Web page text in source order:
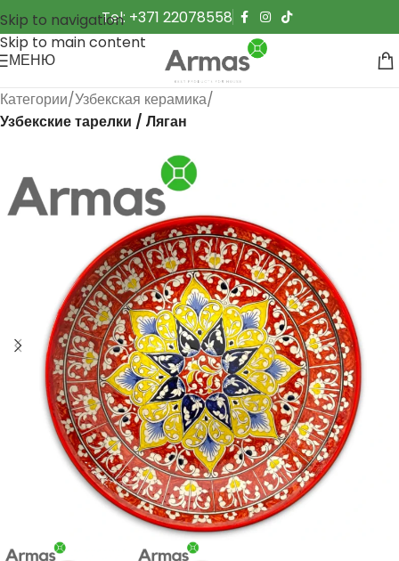
Skip to navigation
Skip to main content
Tel: +371 22078558
МЕНЮ
Категории Узбекская керамика
Узбекские тарелки / Ляган